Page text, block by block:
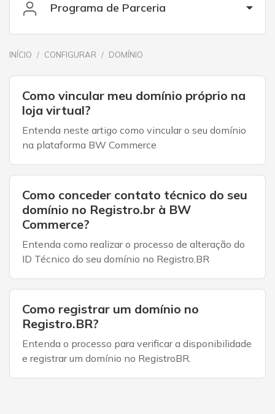
Programa de Parceria
INÍCIO CONFIGURAR DOMÍNIO
Como vincular meu domínio próprio na
loja virtual?
Entenda neste artigo como vincular o seu domínio
na plataforma BW Commerce
Como conceder contato técnico do seu
domínio no Registro.br à BW
Commerce?
Entenda como realizar o processo de alteração do
ID Técnico do seu domínio no Registro.BR
Como registrar um domínio no
Registro.BR?
Entenda o processo para verificar a disponibilidade
e registrar um domínio no RegistroBR.